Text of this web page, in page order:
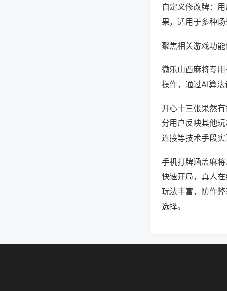
自定义修改牌：
果，适用于多种
聚焦相关游戏功能
微乐山西麻将专
操作，通过AI算法
开心十三张果然有
分用户反映其他
连接等技术手段实
手机打牌涵盖麻
快速开局，真人
玩法丰富，防作
选择。